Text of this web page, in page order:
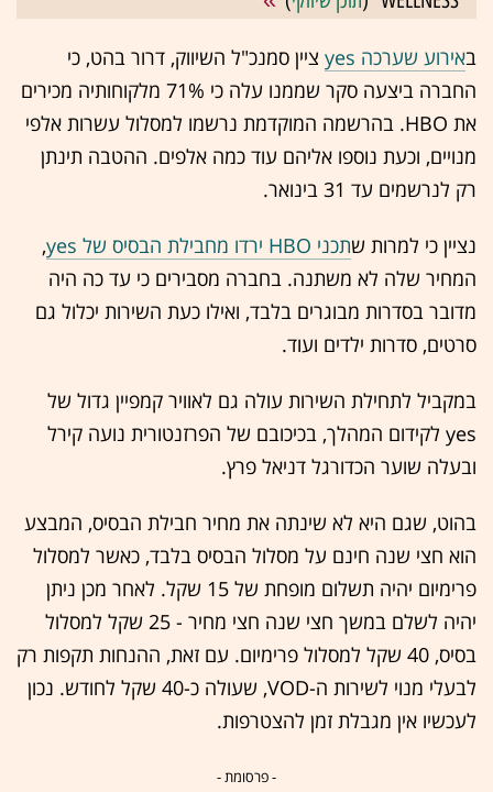
באירוע שערכה yes
ציין סמנכ"ל השיווק, דרור בהט, כי
החברה ביצעה סקר שממנו עלה כי 71% מלקוחותיה מכירים
את HBO. בהרשמה המוקדמת נרשמו למסלול עשרות אלפי
מנויים, וכעת נוספו אליהם עוד כמה אלפים. ההטבה תינתן
רק לנרשמים עד 31 בינואר.
נציין כי למרות שתכני HBO ירדו מחבילת הבסיס של yes
,
המחיר שלה לא משתנה. בחברה מסבירים כי עד כה היה
מדובר בסדרות מבוגרים בלבד, ואילו כעת השירות יכלול גם
סרטים, סדרות ילדים ועוד.
במקביל לתחילת השירות עולה גם לאוויר קמפיין גדול של
yes לקידום המהלך, בכיכובם של הפרזנטורית נועה קירל
ובעלה שוער הכדורגל דניאל פרץ.
בהוט, שגם היא לא שינתה את מחיר חבילת הבסיס, המבצע
הוא חצי שנה חינם על מסלול הבסיס בלבד, כאשר למסלול
פרימיום יהיה תשלום מופחת של 15 שקל. לאחר מכן ניתן
יהיה לשלם במשך חצי שנה חצי מחיר - 25 שקל למסלול
בסיס, 40 שקל למסלול פרימיום. עם זאת, ההנחות תקפות רק
לבעלי מנוי לשירות ה-VOD, שעולה כ-40 שקל לחודש. נכון
לעכשיו אין מגבלת זמן להצטרפות.
- פרסומת -